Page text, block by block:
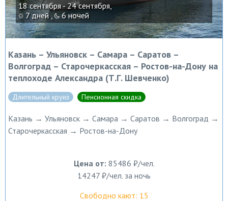
18 сентября - 24 сентября,
7 дней ,
6 ночей
Казань – Ульяновск – Самара – Саратов –
Волгоград – Старочеркасская – Ростов-на-Дону на
теплоходе Александра (Т.Г. Шевченко)
Длительный круиз Пенсионная скидка
Казань → Ульяновск → Самара → Саратов → Волгоград →
Старочеркасская → Ростов-на-Дону
Цена от: 85486 ₽/чел.
14247 ₽/чел. за ночь
Свободно кают: 15